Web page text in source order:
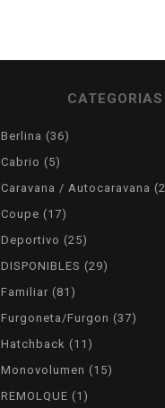
CATEGORIAS
Berlina 3636
Cabrio 55
Caravana / Autocaravana 2
Coupe 1717
Deportivo 2525
DISPONIBLES 2929
Familiar 81 81
Furgoneta/Furgon 3737
Hatchback 11 11
Monovolumen 1515
REMOLQUE 1 1